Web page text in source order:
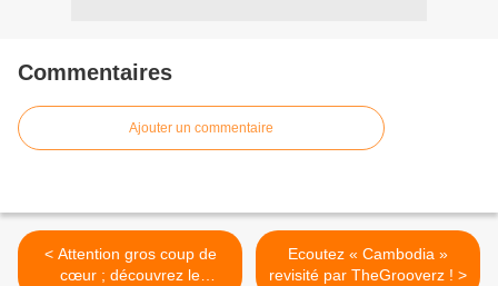
Commentaires
Ajouter un commentaire
< Attention gros coup de
cœur ; découvrez le
Ecoutez « Cambodia »
revisité par TheGrooverz ! >